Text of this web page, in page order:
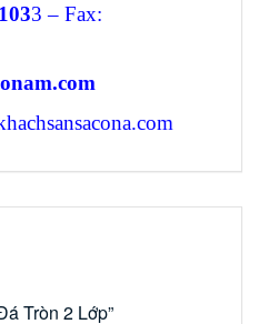
3 – Fax:
Tròn 2 Lớp”